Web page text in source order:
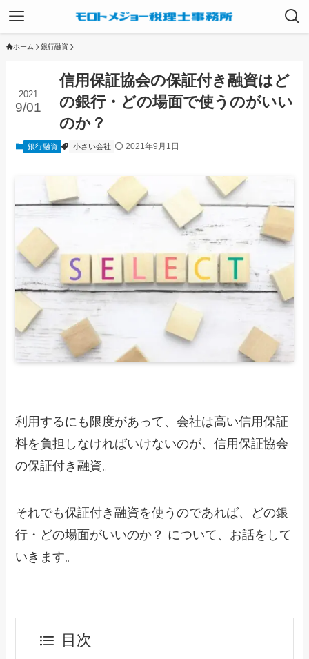
ホーム 銀行融資
信用保証協会の保証付き融資はど
の銀行・どの場面で使うのがいい
のか？
2021
9/01
銀行融資 小さい会社 2021年9月1日
利用するにも限度があって、会社は高い信用保証
料を負担しなければいけないのが、信用保証協会
の保証付き融資。
それでも保証付き融資を使うのであれば、どの銀
行・どの場面がいいのか？ について、お話をして
いきます。
目次